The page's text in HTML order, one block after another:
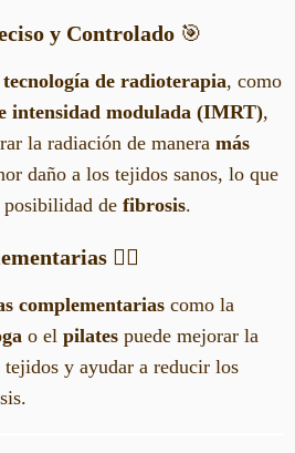
y Controlado 🎯
tecnología de radioterapia, como
intensidad modulada (IMRT),
la radiación de manera más
daño a los tejidos sanos, lo que
de fibrosis.
🧘‍♀️
complementarias como la
o el pilates puede mejorar la
y ayudar a reducir los